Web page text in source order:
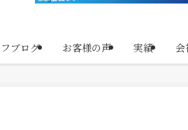
ブログ お客様の声 実績